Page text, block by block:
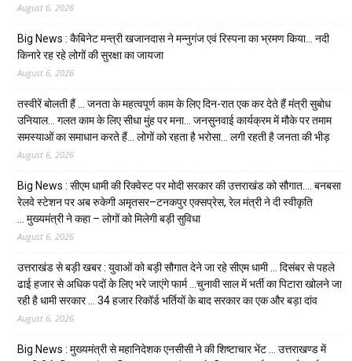
August 6, 2026
Big News : कैबिनेट मन्त्री खजानदास ने मन्नुगंज एवं रिस्पना का भ्रमण किया… नदी
किनारे रह रहे लोगों की सुरक्षा का जायजा
August 6, 2026
तस्वीरें बोलती हैं … जनता के महत्वपूर्ण काम के लिए दिन-रात एक कर देते हैं मंत्री सुबोध
उनियाल… गलत काम के लिए सीधा मुंह पर मना… जनसुनवाई कार्यक्रम में मौके पर तमाम
समस्याओं का समाधान करते हैं… लोगों को रहता है भरोसा… लगी रहती है जनता की भीड़
August 6, 2026
Big News : सीएम धामी की रिक्वेस्ट पर मोदी सरकार की उत्तराखंड को सौगात…. बनबसा
रेलवे स्टेशन पर अब रुकेगी अमृतसर–टनकपुर एक्सप्रेस, रेल मंत्री ने दी स्वीकृति
… मुख्यमंत्री ने कहा – लोगों को मिलेगी बड़ी सुविधा
August 6, 2026
उत्तराखंड से बड़ी खबर : युवाओं को बड़ी सौगात देने जा रहे सीएम धामी … दिसंबर से पहले
ढाई हजार से अधिक पदों के लिए भरे जाएंगे फार्म …चुनावी साल में भर्ती का पिटारा खोलने जा
रही है धामी सरकार … 34 हजार रिकॉर्ड भर्तियों के बाद सरकार का एक और बड़ा दांव
August 6, 2026
Big News : मुख्यमंत्री से महानिदेशक एनसीसी ने की शिष्टाचार भेंट … उत्तराखण्ड में